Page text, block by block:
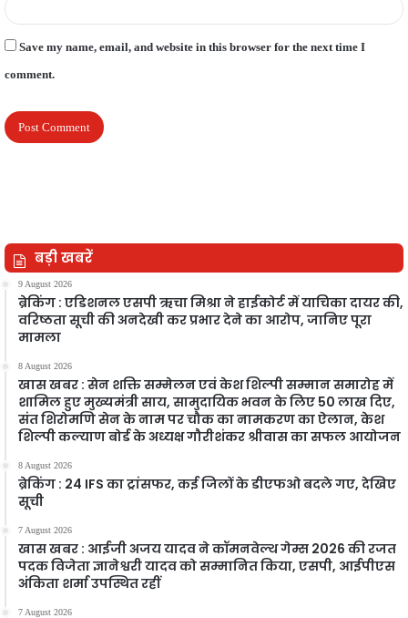
Save my name, email, and website in this browser for the next time I
comment.
बड़ी खबरें
9 August 2026
ब्रेकिंग : एडिशनल एसपी ऋचा मिश्रा ने हाईकोर्ट में याचिका दायर की,
वरिष्ठता सूची की अनदेखी कर प्रभार देने का आरोप, जानिए पूरा
मामला
8 August 2026
खास खबर : सेन शक्ति सम्मेलन एवं केश शिल्पी सम्मान समारोह में
शामिल हुए मुख्यमंत्री साय, सामुदायिक भवन के लिए 50 लाख दिए,
संत शिरोमणि सेन के नाम पर चौक का नामकरण का ऐलान, केश
शिल्पी कल्याण बोर्ड के अध्यक्ष गौरीशंकर श्रीवास का सफल आयोजन
8 August 2026
ब्रेकिंग : 24 IFS का ट्रांसफर, कई जिलों के डीएफओ बदले गए, देखिए
सूची
7 August 2026
खास खबर : आईजी अजय यादव ने कॉमनवेल्थ गेम्स 2026 की रजत
पदक विजेता ज्ञानेश्वरी यादव को सम्मानित किया, एसपी, आईपीएस
अंकिता शर्मा उपस्थित रहीं
7 August 2026